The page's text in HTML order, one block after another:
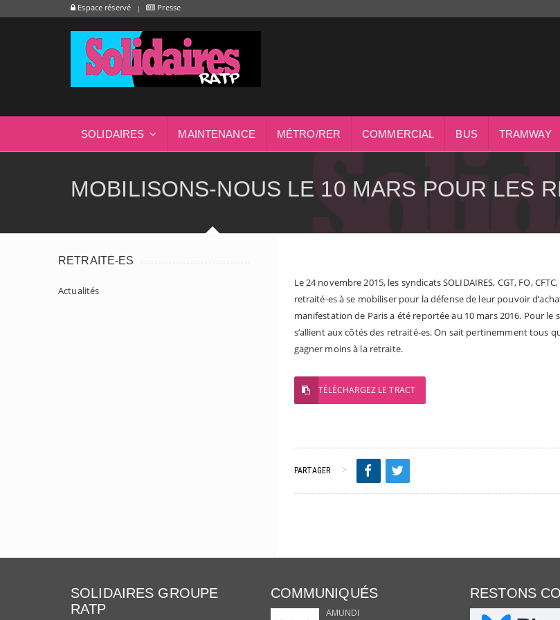
Espace réservé Presse
SOLIDAIRES MAINTENANCE MÉTRO/RER COMMERCIAL BUS TRAMWAY
MOBILISONS-NOUS LE 10 MARS POUR LES
RETRAITÉ-ES
Actualités
Le 24 novembre 2015, les syndicats SOLIDAIRES, CGT, FO,
retraité-es à se mobiliser pour la défense de leur pouvoir
manifestation de Paris a été reportée au 10 mars 2016. Pour
s’allient aux côtés des retraité-es. On sait pertinemment tous
gagner moins à la retraite.
TÉLÉCHARGEZ LE TRACT
PARTAGER
SOLIDAIRES GROUPE
RATP
COMMUNIQUÉS
AMUNDI
RESTONS